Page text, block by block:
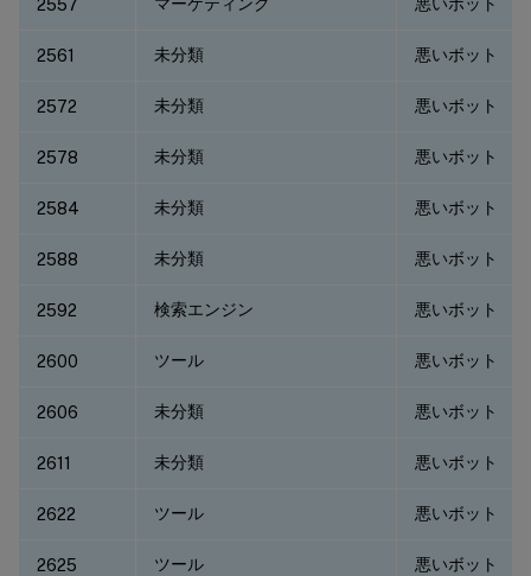
2557
2561 未分類 悪いボット
2572 未分類 悪いボット
2578 未分類 悪いボット
2584 未分類 悪いボット
2588 未分類 悪いボット
2592 検索エンジン 悪いボット
2600 ツール 悪いボット
2606 未分類 悪いボット
2611 未分類 悪いボット
2622 ツール 悪いボット
2625 ツール 悪いボット